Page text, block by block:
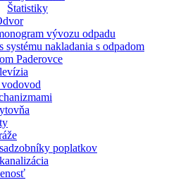
Štatistiky
vývozu odpadu
systému nakladania s odpadom
Paderovce
poplatkov